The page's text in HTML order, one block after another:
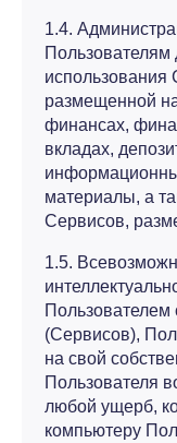
1.4.
Пользователям
использования
размещенной
финансах,
вкладах,
материалы, а
Сервисов,
1.5.
Пользователем
(Сервисов),
на свой
Пользователя
любой ущерб,
компьютеру